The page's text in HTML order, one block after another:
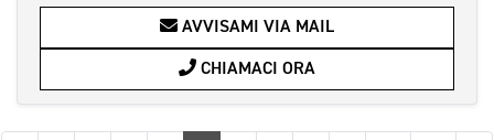
AVVISAMI VIA MAIL
CHIAMACI ORA